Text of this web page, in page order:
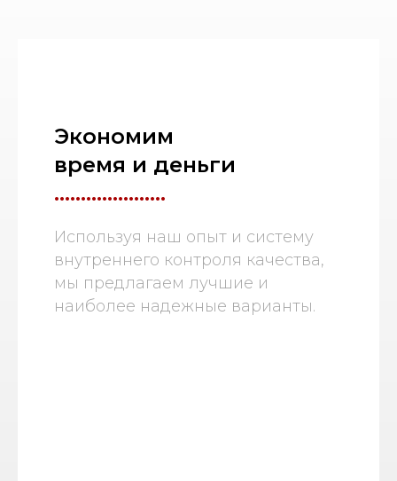
Экономим
время и деньги
.....................
Используя наш опыт и систему
внутреннего контроля качества,
мы предлагаем лучшие и
наиболее надежные варианты.